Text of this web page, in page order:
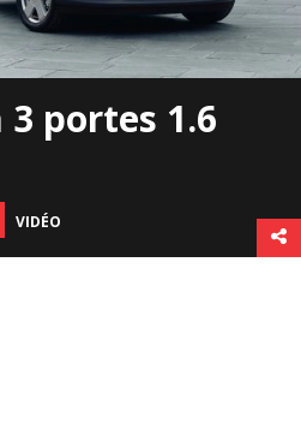
3 portes 1.6
VIDÉO